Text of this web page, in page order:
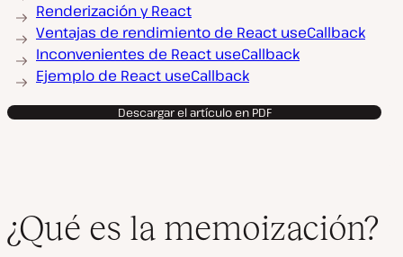
Renderización y React
Ventajas de rendimiento de React useCallback
Inconvenientes de React useCallback
Ejemplo de React useCallback
Descargar el artículo en PDF
¿Qué es la memoización?